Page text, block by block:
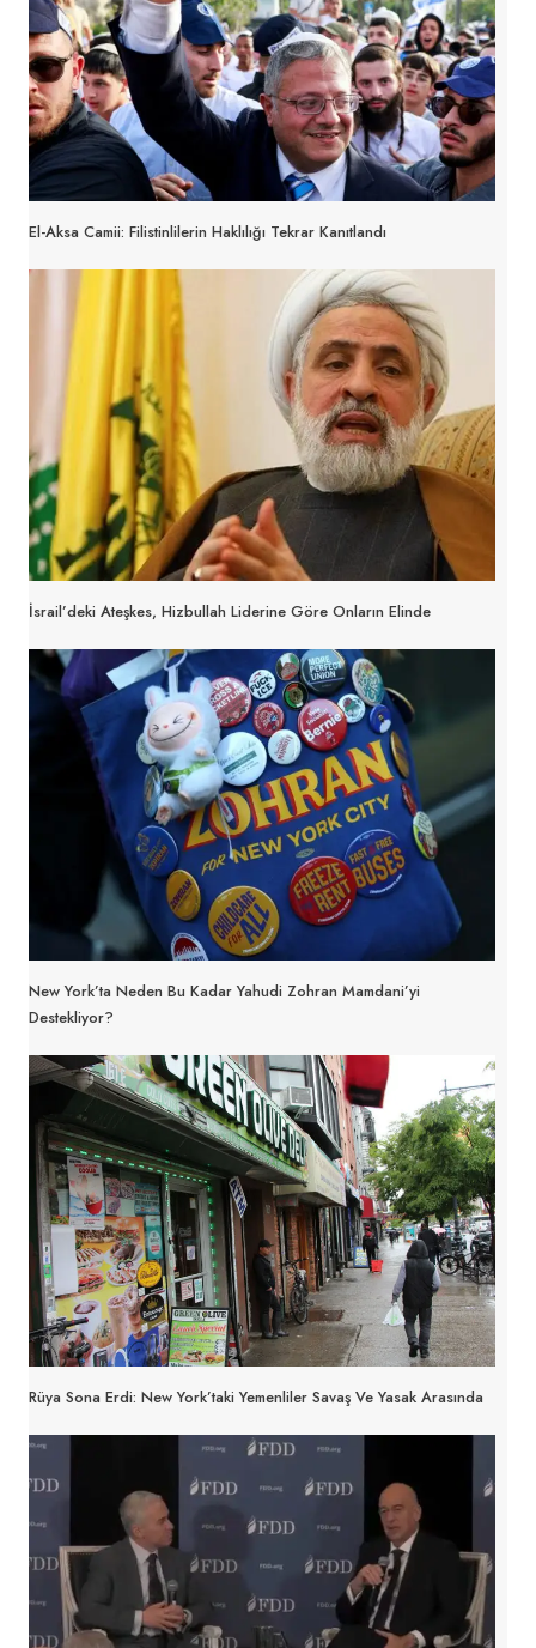
El-Aksa Camii: Filistinlilerin Haklılığı Tekrar Kanıtlandı
İsrail’deki Ateşkes, Hizbullah Liderine Göre Onların Elinde
New York’ta Neden Bu Kadar Yahudi Zohran Mamdani’yi
Destekliyor?
Rüya Sona Erdi: New York’taki Yemenliler Savaş Ve Yasak Arasında